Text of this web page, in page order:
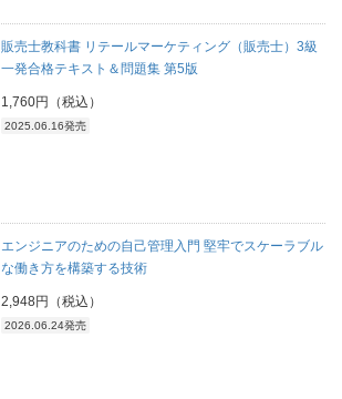
販売士教科書 リテールマーケティング（販売士）3級
一発合格テキスト＆問題集 第5版
1,760円（税込）
2025.06.16発売
エンジニアのための自己管理入門 堅牢でスケーラブル
な働き方を構築する技術
2,948円（税込）
2026.06.24発売